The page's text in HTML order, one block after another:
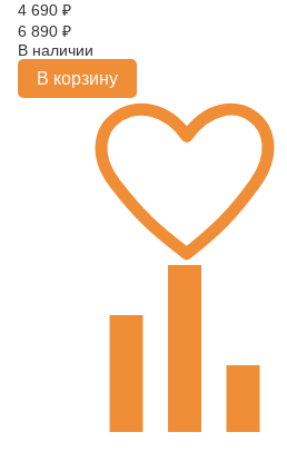
4 690 ₽
6 890 ₽
В наличии
В корзину